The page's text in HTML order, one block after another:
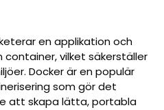
en applikation och
container, vilket säkerställer
Docker är en populär
som gör det
att skapa lätta, portabla